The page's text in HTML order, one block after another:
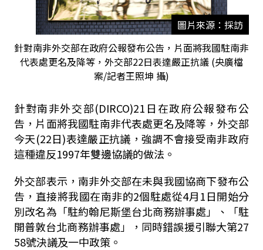
圖片來源：採訪
針對南非外交部在政府公報發布公告，片面將我國駐南非
代表處更名及降等，外交部22日表達嚴正抗議 (央廣檔
案/記者王照坤 攝)
針對南非外交部(DIRCO)21日在政府公報發布公
告，片面將我國駐南非代表處更名及降等，外交部
今天(22日)表達嚴正抗議，強調不會接受南非政府
這種違反1997年雙邊協議的做法。
外交部表示，南非外交部在未與我國協商下發布公
告，直接將我國在南非的2個駐處從4月1日開始分
別改名為「駐約翰尼斯堡台北商務辦事處」、「駐
開普敦台北商務辦事處」，同時錯誤援引聯大第27
58號決議及一中政策。